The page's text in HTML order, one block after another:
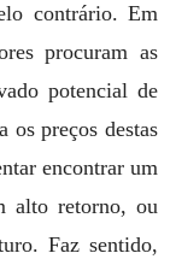
contrário. Em
procuram as
potencial de
os preços destas
encontrar um
alto retorno, ou
Faz sentido,